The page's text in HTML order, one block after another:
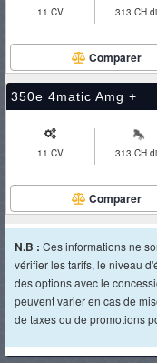
11 CV 313
Comparer
350e 4matic Amg +
11 CV 313
Comparer
N.B : Ces informations ne
vérifier les tarifs, le niveau
des options avec le
peuvent varier en cas de
de taxes ou de promotions